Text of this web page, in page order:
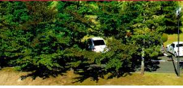
大
学